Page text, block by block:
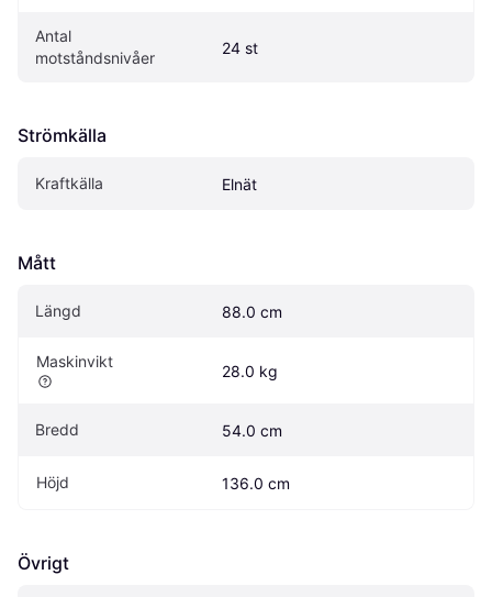
Antal
motståndsnivåer
24 st
Strömkälla
Kraftkälla Elnät
Mått
Längd 88.0 cm
Maskinvikt
28.0 kg
Bredd 54.0 cm
Höjd 136.0 cm
Övrigt